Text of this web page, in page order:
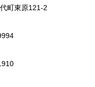
町東原121-2